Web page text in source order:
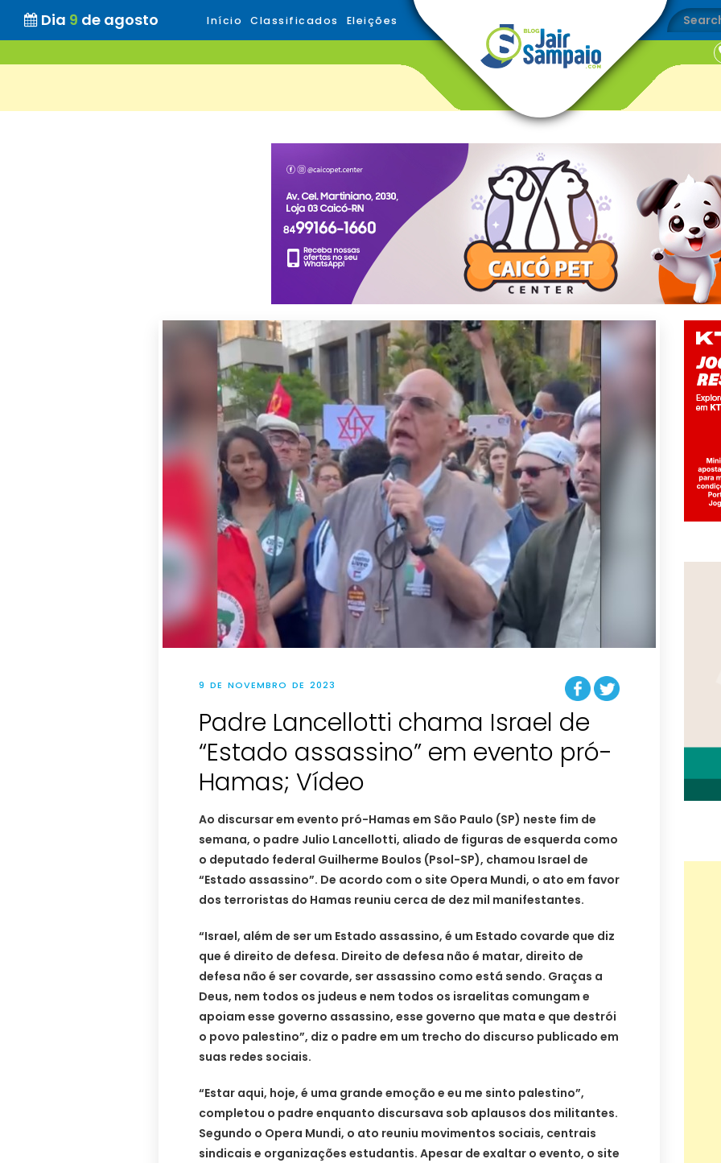
Dia 9 de agosto Início Classificados Eleições
9 DE NOVEMBRO DE 2023
Padre Lancellotti chama Israel de
“Estado assassino” em evento pró-
Hamas; Vídeo
Ao discursar em evento pró-Hamas em São Paulo (SP) neste fim de
semana, o padre Julio Lancellotti, aliado de figuras de esquerda como
o deputado federal Guilherme Boulos (Psol-SP), chamou Israel de
“Estado assassino”. De acordo com o site Opera Mundi, o ato em favor
dos terroristas do Hamas reuniu cerca de dez mil manifestantes.
“Israel, além de ser um Estado assassino, é um Estado covarde que diz
que é direito de defesa. Direito de defesa não é matar, direito de
defesa não é ser covarde, ser assassino como está sendo. Graças a
Deus, nem todos os judeus e nem todos os israelitas comungam e
apoiam esse governo assassino, esse governo que mata e que destrói
o povo palestino”, diz o padre em um trecho do discurso publicado em
suas redes sociais.
“Estar aqui, hoje, é uma grande emoção e eu me sinto palestino”,
completou o padre enquanto discursava sob aplausos dos militantes.
Segundo o Opera Mundi, o ato reuniu movimentos sociais, centrais
sindicais e organizações estudantis. Apesar de exaltar o evento, o site